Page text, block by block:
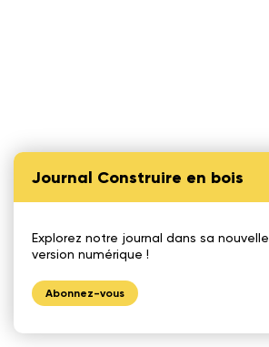
Journal Construire en bois
Explorez notre journal dans sa nouvelle
version numérique !
Abonnez-vous